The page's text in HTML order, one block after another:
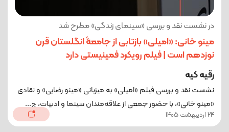
در نشست نقد و بررسی «سینمای زندگی» مطرح شد
مینو خانی: «امیلی» بازتابی از جامعۀ انگلستان قرن
نوزدهم است | فیلم رویکرد فمینیستی دارد
رقیه کیه
نشست نقد و بررسی فیلم «امیلی» به میزبانی «مینو رضایی» و نقادی
«مینو خانی»، با حضور جمعی از علاقه‌مندان سینما و ادبیات، چ...
24 اردیبهشت 1405